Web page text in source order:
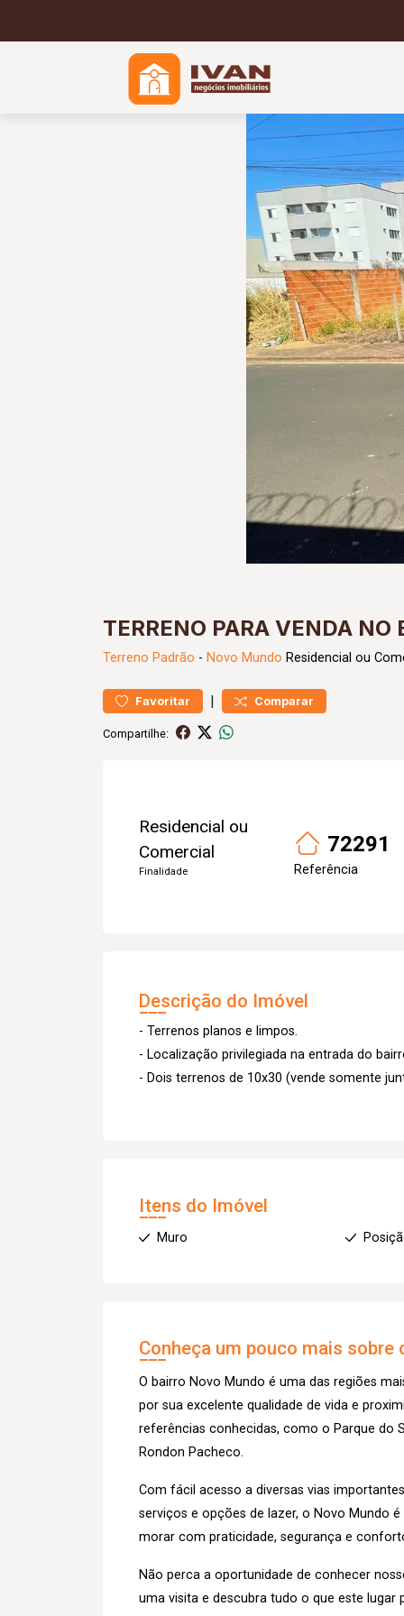
TERRENO PARA VENDA
Terreno Padrão - Novo Mundo Residencial ou
Favoritar | Comparar
Compartilhe:
Residencial ou
Comercial
Finalidade
72291
Referência
Descrição do Imóvel
- Terrenos planos e limpos.
- Localização privilegiada na entrada do
- Dois terrenos de 10x30 (vende somente
Itens do Imóvel
Muro
Conheça um pouco mais sobre
O bairro Novo Mundo é uma das regiões
por sua excelente qualidade de vida e
referências conhecidas, como o Parque do
Rondon Pacheco.
Com fácil acesso a diversas vias
serviços e opções de lazer, o Novo Mundo
morar com praticidade, segurança e
Não perca a oportunidade de conhecer
uma visita e descubra tudo o que este